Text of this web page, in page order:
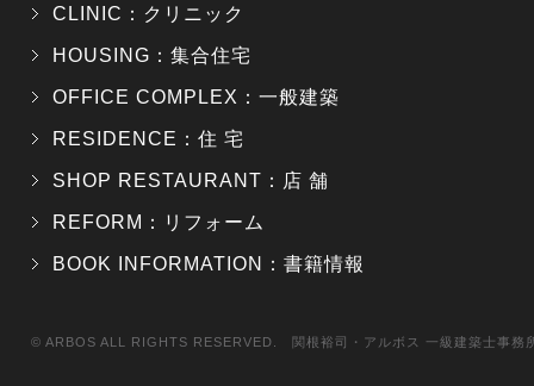
CLINIC：クリニック
HOUSING：集合住宅
OFFICE COMPLEX：一般建築
RESIDENCE：住 宅
SHOP RESTAURANT：店 舗
REFORM：リフォーム
BOOK INFORMATION：書籍情報
© ARBOS ALL RIGHTS RESERVED. 関根裕司・アルボス 一級建築士事務